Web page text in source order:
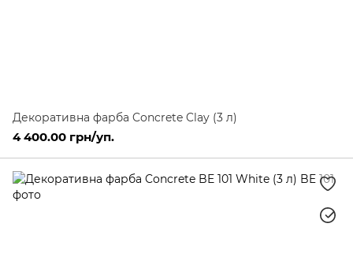
Декоративна фарба Concrete Clay (3 л)
4 400.00 грн/уп.